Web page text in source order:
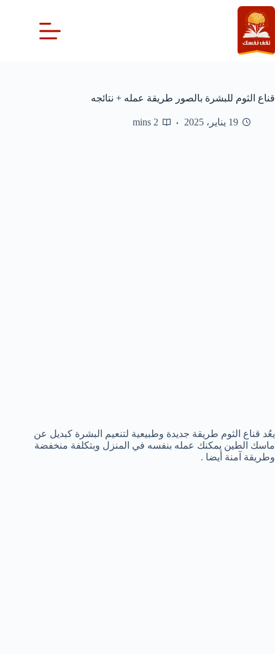
التجاوز
إلى
المحتوى
قناع الثوم للبشرة بالصور طريقة عمله + نتائجه
19 يناير، 2025 2 mins
يعُد قناع الثوم طريقة جديدة وطبيعية لتنعيم البشرة كبديل عن
ماسك الطين يمكنك عمله بنفسه في المنزل وبتكلفة منخفضة
وطريقة آمنة أيضا .